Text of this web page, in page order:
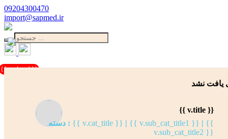
09204300470
import@sapmed.ir
یافت نشد
{{ v.title }}
دسته : {{ v.cat_title }} | {{ v.sub_cat_title1 }} | {{
v.sub_cat_title2 }}
{{cart.length}}
کانولای تزریق تامیسنت
کانولای هاروست چربی